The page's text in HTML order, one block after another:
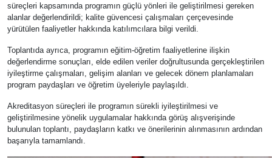
süreçleri kapsamında programın güçlü yönleri ile geliştirilmesi gereken
alanlar değerlendirildi; kalite güvencesi çalışmaları çerçevesinde
yürütülen faaliyetler hakkında katılımcılara bilgi verildi.
Toplantıda ayrıca, programın eğitim-öğretim faaliyetlerine ilişkin
değerlendirme sonuçları, elde edilen veriler doğrultusunda gerçekleştirilen
iyileştirme çalışmaları, gelişim alanları ve gelecek dönem planlamaları
program paydaşları ve öğretim üyeleriyle paylaşıldı.
Akreditasyon süreçleri ile programın sürekli iyileştirilmesi ve
geliştirilmesine yönelik uygulamalar hakkında görüş alışverişinde
bulunulan toplantı, paydaşların katkı ve önerilerinin alınmasının ardından
başarıyla tamamlandı.